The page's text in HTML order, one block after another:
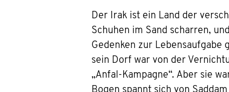
Der Irak ist ein Land der
Schuhen im Sand scharren,
Gedenken zur
sein Dorf war von der
„Anfal-Kampagne“. Aber sie
Bogen spannt sich von